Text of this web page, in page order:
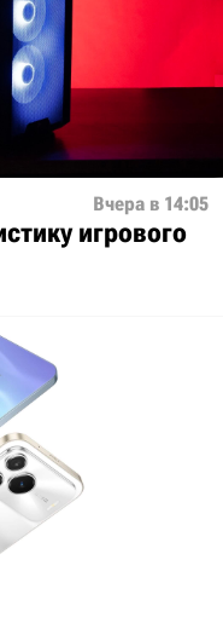
Вчера в 14:05
игрового